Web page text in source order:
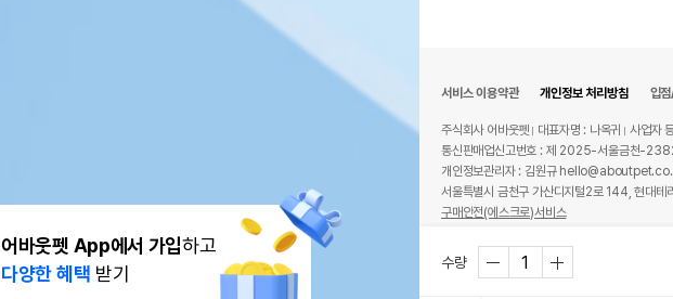
어바웃펫 App에서 가입하고
다양한 혜택 받기 수량
서비스 이용약관 개인정보 처리방침 입
주식회사 어바웃펫 대표자명 : 나옥귀
사업자
통신판매업신고번호 : 제 2025-서울금천-
개인정보관리자 : 김원규
서울특별시 금천구 가산디지털2로 144, 현대
구매안전(에스크로)서비스